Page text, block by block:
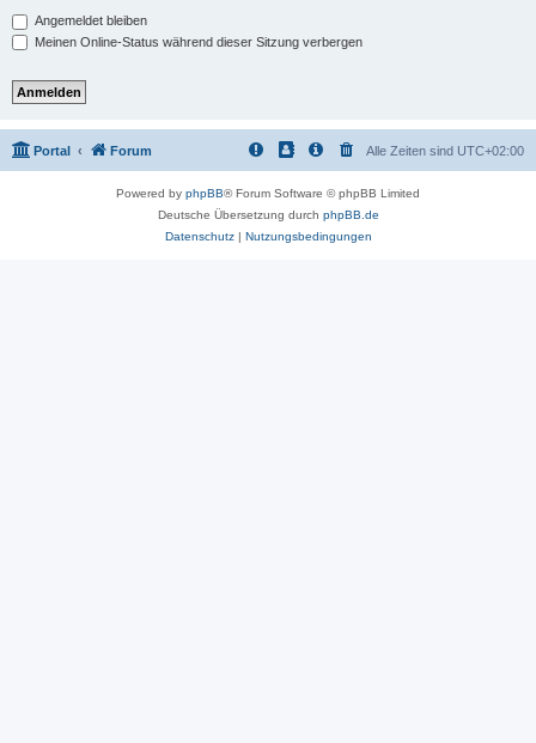
Angemeldet bleiben
Meinen Online-Status während dieser Sitzung verbergen
Portal Forum Alle Zeiten sind UTC+02:00
Powered by phpBB® Forum Software © phpBB Limited
Deutsche Übersetzung durch phpBB.de
Datenschutz| Nutzungsbedingungen